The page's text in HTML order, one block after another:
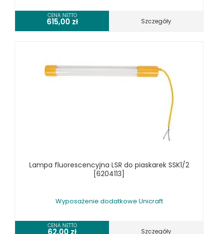
CENA NETTO
615,00 zł Szczegóły
Lampa fluorescencyjna LSR do piaskarek SSK1/2
[6204113]
Wyposażenie dodatkowe Unicraft
CENA NETTO
62,00 zł Szczegóły